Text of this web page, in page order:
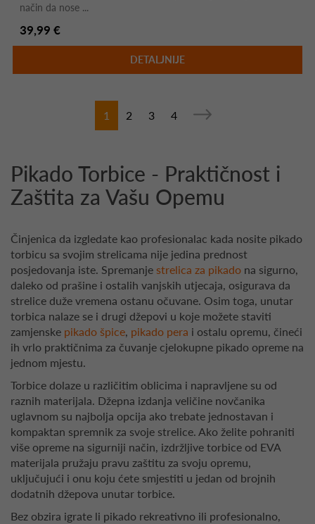
način da nose ...
39,99 €
DETALJNIJE
1 2 3 4
Pikado Torbice - Praktičnost i
Zaštita za Vašu Opemu
Činjenica da izgledate kao profesionalac kada nosite pikado
torbicu sa svojim strelicama nije jedina prednost
posjedovanja iste. Spremanje strelica za pikado na sigurno,
daleko od prašine i ostalih vanjskih utjecaja, osigurava da
strelice duže vremena ostanu očuvane. Osim toga, unutar
torbica nalaze se i drugi džepovi u koje možete staviti
zamjenske pikado špice, pikado pera i ostalu opremu, čineći
ih vrlo praktičnima za čuvanje cjelokupne pikado opreme na
jednom mjestu.
Torbice dolaze u različitim oblicima i napravljene su od
raznih materijala. Džepna izdanja veličine novčanika
uglavnom su najbolja opcija ako trebate jednostavan i
kompaktan spremnik za svoje strelice. Ako želite pohraniti
više opreme na sigurniji način, izdržljive torbice od EVA
materijala pružaju pravu zaštitu za svoju opremu,
uključujući i onu koju ćete smjestiti u jedan od brojnih
dodatnih džepova unutar torbice.
Bez obzira igrate li pikado rekreativno ili profesionalno,